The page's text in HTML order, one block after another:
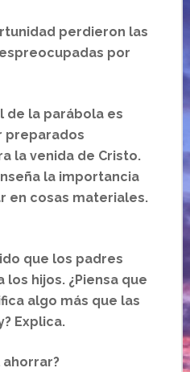
perdieron las
por
de la parábola es
preparados
la venida de Cristo.
la importancia
en cosas materiales.
que los padres
hijos. ¿Piensa que
algo más que las
Explica.